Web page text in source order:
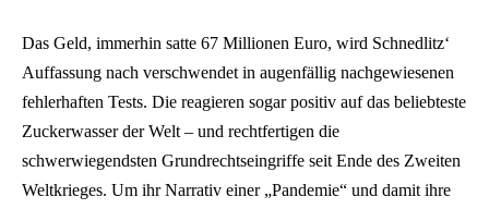
Das Geld, immerhin satte 67 Millionen Euro, wird Schnedlitz‘
Auffassung nach verschwendet in augenfällig nachgewiesenen
fehlerhaften Tests. Die reagieren sogar positiv auf das beliebteste
Zuckerwasser der Welt – und rechtfertigen die
schwerwiegendsten Grundrechtseingriffe seit Ende des Zweiten
Weltkrieges. Um ihr Narrativ einer „Pandemie“ und damit ihre